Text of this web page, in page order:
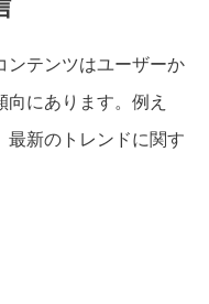
ンテンツはユーザーか
にあります。例え
最新のトレンドに関す